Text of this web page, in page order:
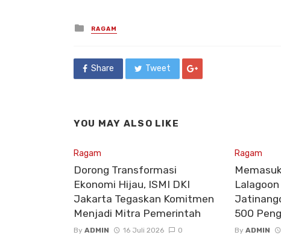
Posted
in
RAGAM
Share Tweet
YOU MAY ALSO LIKE
Ragam
Dorong Transformasi
Ekonomi Hijau, ISMI DKI
Jakarta Tegaskan Komitmen
Menjadi Mitra Pemerintah
By ADMIN 16 Juli 2026 0
Ragam
500
By ADMIN